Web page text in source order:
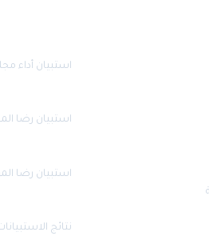
استبيان أداء
استبيان رضا
استبيان رضا
نتائج